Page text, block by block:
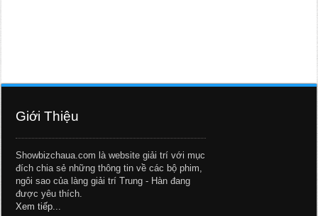
Giới Thiệu
Showbizchaua.com là website giải trí với mục
đích chia sẻ những thông tin về các bộ phim,
ngôi sao của làng giải trí Trung - Hàn đang
được yêu thích.
Xem tiếp...